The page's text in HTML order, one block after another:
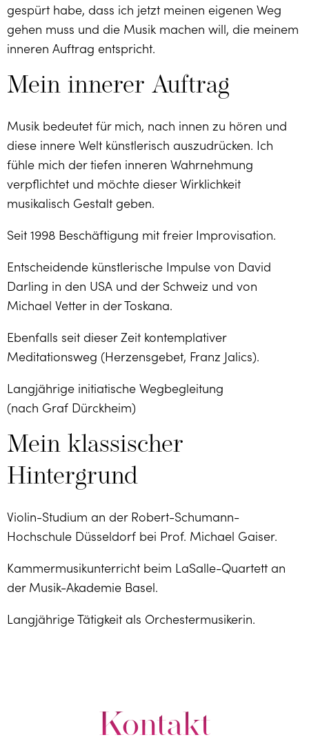
gespürt habe, dass ich jetzt meinen eigenen Weg
gehen muss und die Musik machen will, die meinem
inneren Auftrag entspricht.
Mein innerer Auftrag
Musik bedeutet für mich, nach innen zu hören und
diese innere Welt künstlerisch auszudrücken. Ich
fühle mich der tiefen inneren Wahrnehmung
verpflichtet und möchte dieser Wirklichkeit
musikalisch Gestalt geben.
Seit 1998 Beschäftigung mit freier Improvisation.
Entscheidende künstlerische Impulse von David
Darling in den USA und der Schweiz und von
Michael Vetter in der Toskana.
Ebenfalls seit dieser Zeit kontemplativer
Meditationsweg (Herzensgebet, Franz Jalics).
Langjährige initiatische Wegbegleitung
(nach Graf Dürckheim)
Mein klassischer
Hintergrund
Violin-Studium an der Robert-Schumann-
Hochschule Düsseldorf bei Prof. Michael Gaiser.
Kammermusik­unterricht beim LaSalle-Quartett an
der Musik-Akademie Basel.
Langjährige Tätigkeit als Orchester­musikerin.
Kontakt